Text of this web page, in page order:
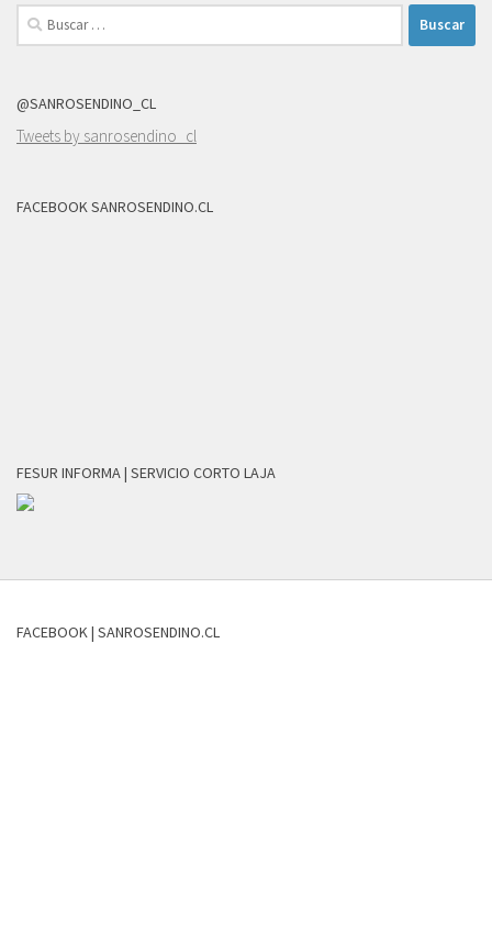
Buscar:
@SANROSENDINO_CL
Tweets by sanrosendino_cl
FACEBOOK SANROSENDINO.CL
FESUR INFORMA | SERVICIO CORTO LAJA
FACEBOOK | SANROSENDINO.CL